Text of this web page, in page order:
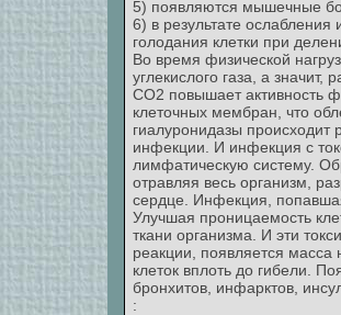
5) появляются мышечные
6) в результате
голодания клетки при
Во время физической
углекислого газа, а
СО2 повышает активность
клеточных мембран, что
гиалуронидазы происходит
инфекции. И инфекция с
лимфатическую систему.
отравляя весь организм,
сердце. Инфекция,
Улучшая проницаемость
ткани организма. И эти
реакции, появляется
клеток вплоть до гибели.
бронхитов, инфарктов,
: